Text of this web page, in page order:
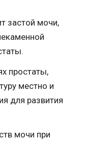
застой мочи,
простаты,
местно и
для развития
мочи при